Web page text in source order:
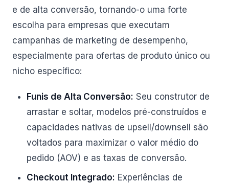
e de alta conversão, tornando-o uma forte
escolha para empresas que executam
campanhas de marketing de desempenho,
especialmente para ofertas de produto único ou
nicho específico:
Funis de Alta Conversão: Seu construtor de
arrastar e soltar, modelos pré-construídos e
capacidades nativas de upsell/downsell são
voltados para maximizar o valor médio do
pedido (AOV) e as taxas de conversão.
Checkout Integrado: Experiências de